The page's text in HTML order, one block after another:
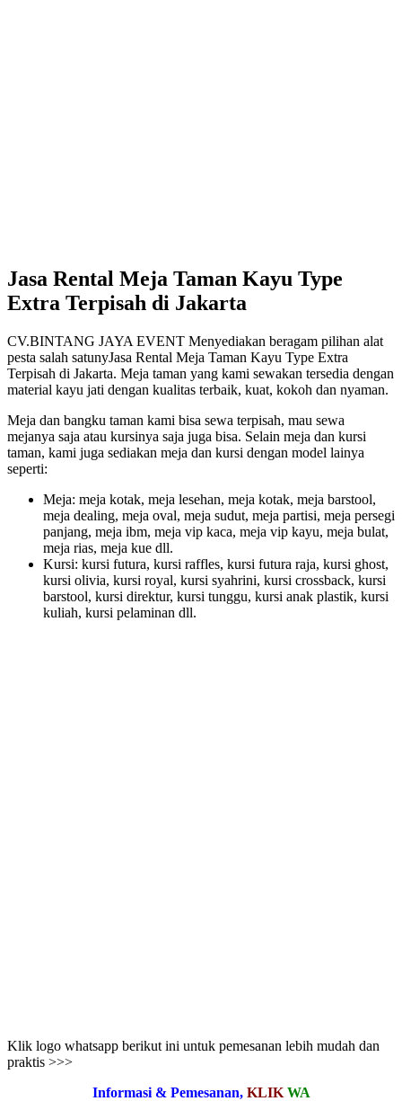
Jasa Rental Meja Taman Kayu Type
Extra Terpisah di Jakarta
CV.BINTANG JAYA EVENT Menyediakan beragam pilihan alat
pesta salah satunyJasa Rental Meja Taman Kayu Type Extra
Terpisah di Jakarta. Meja taman yang kami sewakan tersedia dengan
material kayu jati dengan kualitas terbaik, kuat, kokoh dan nyaman.
Meja dan bangku taman kami bisa sewa terpisah, mau sewa
mejanya saja atau kursinya saja juga bisa. Selain meja dan kursi
taman, kami juga sediakan meja dan kursi dengan model lainya
seperti:
Meja: meja kotak, meja lesehan, meja kotak, meja barstool,
meja dealing, meja oval, meja sudut, meja partisi, meja persegi
panjang, meja ibm, meja vip kaca, meja vip kayu, meja bulat,
meja rias, meja kue dll.
Kursi: kursi futura, kursi raffles, kursi futura raja, kursi ghost,
kursi olivia, kursi royal, kursi syahrini, kursi crossback, kursi
barstool, kursi direktur, kursi tunggu, kursi anak plastik, kursi
kuliah, kursi pelaminan dll.
Klik logo whatsapp berikut ini untuk pemesanan lebih mudah dan
praktis >>>
Informasi & Pemesanan, KLIK WA